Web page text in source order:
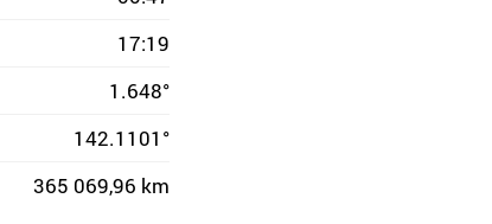
17:19
1.648°
142.1101°
365 069,96 km